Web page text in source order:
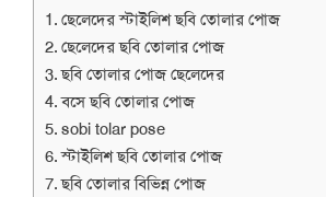
ছেলেদের স্টাইলিশ ছবি তোলার পোজ
ছেলেদের ছবি তোলার পোজ
ছবি তোলার পোজ ছেলেদের
বসে ছবি তোলার পোজ
sobi tolar pose
স্টাইলিশ ছবি তোলার পোজ
ছবি তোলার বিভিন্ন পোজ